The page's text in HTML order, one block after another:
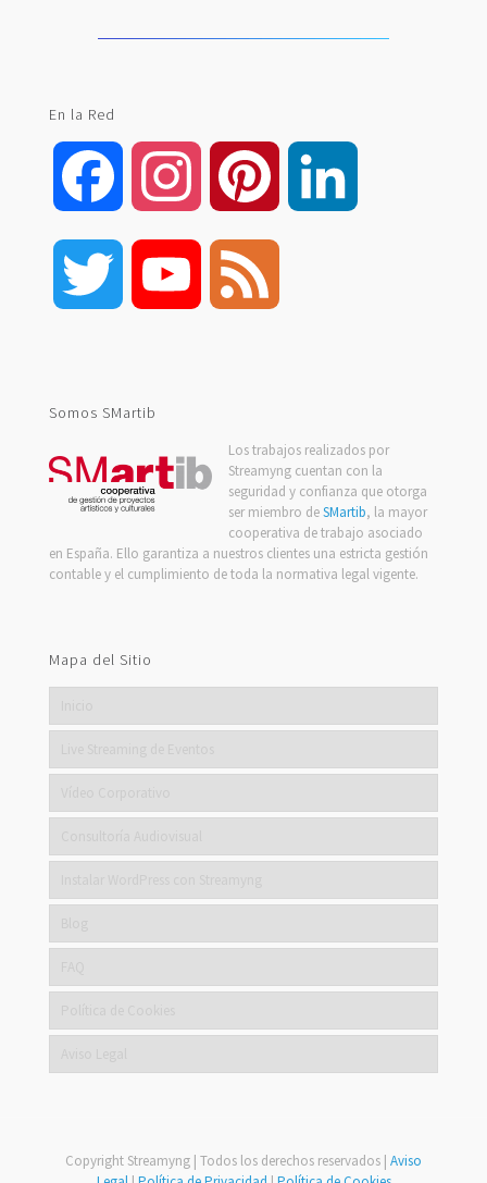
En la Red
Facebook Instagram Pinterest
Twitter YouTube
Somos SMartib
Los trabajos realizados por
Streamyng cuentan con la
seguridad y confianza que otorga
ser miembro deSMartib, la mayor
cooperativa de trabajo asociado
en España. Ello garantiza a nuestros clientes una estricta gestión
contable y el cumplimiento de toda la normativa legal vigente.
Mapa del Sitio
Copyright Streamyng | Todos los derechos reservados | Aviso